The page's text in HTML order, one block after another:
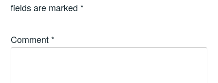
fields are marked *
Comment *